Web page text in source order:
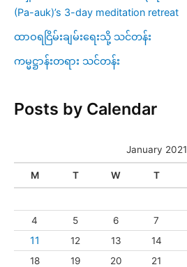
(Pa-auk)’s 3-day meditation retreat
ထာဝရငြိမ်းချမ်းရေးသို့ သင်တန်း
ကမ္မဋ္ဌာန်းတရား သင်တန်း
Posts by Calendar
January 2021
M T W T
4 5 6 7
11
12 13 14
18 19 20 21